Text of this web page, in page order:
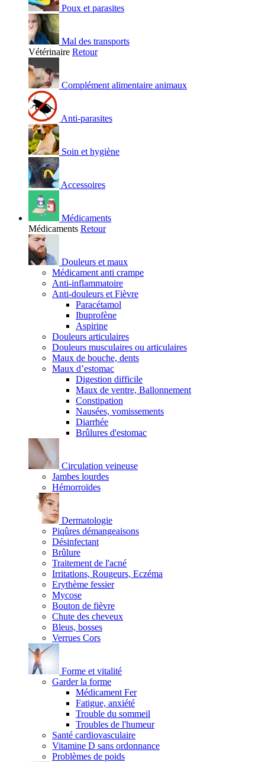
Poux et parasites
Mal des transports
Vétérinaire Retour
Complément alimentaire animaux
Anti-parasites
Soin et hygiène
Accessoires
Médicaments
Médicaments Retour
Douleurs et maux
Médicament anti crampe
Anti-inflammatoire
Anti-douleurs et Fièvre
Paracétamol
Ibuprofène
Aspirine
Douleurs articulaires
Douleurs musculaires ou articulaires
Maux de bouche, dents
Maux d’estomac
Digestion difficile
Maux de ventre, Ballonnement
Constipation
Nausées, vomissements
Diarrhée
Brûlures d'estomac
Circulation veineuse
Jambes lourdes
Hémorroïdes
Dermatologie
Piqûres démangeaisons
Désinfectant
Brûlure
Traitement de l'acné
Irritations, Rougeurs, Eczéma
Erythème fessier
Mycose
Bouton de fièvre
Chute des cheveux
Bleus, bosses
Verrues Cors
Forme et vitalité
Garder la forme
Médicament Fer
Fatigue, anxiété
Trouble du sommeil
Troubles de l'humeur
Santé cardiovasculaire
Vitamine D sans ordonnance
Problèmes de poids